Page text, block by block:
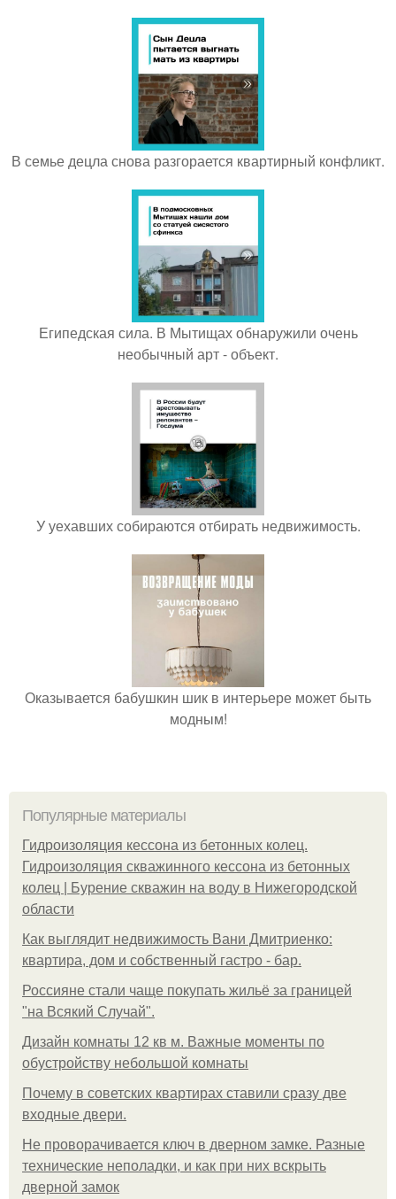
В семье децла снова разгорается квартирный конфликт.
Египедская сила. В Мытищах обнаружили очень
необычный арт - объект.
У уехавших собираются отбирать недвижимость.
Оказывается бабушкин шик в интерьере может быть
модным!
Популярные материалы
Гидроизоляция кессона из бетонных колец.
Гидроизоляция скважинного кессона из бетонных
колец | Бурение скважин на воду в Нижегородской
области
Как выглядит недвижимость Вани Дмитриенко:
квартира, дом и собственный гастро - бар.
Россияне стали чаще покупать жильё за границей
"на Всякий Случай".
Дизайн комнаты 12 кв м. Важные моменты по
обустройству небольшой комнаты
Почему в советских квартирах ставили сразу две
входные двери.
Не проворачивается ключ в дверном замке. Разные
технические неполадки, и как при них вскрыть
дверной замок